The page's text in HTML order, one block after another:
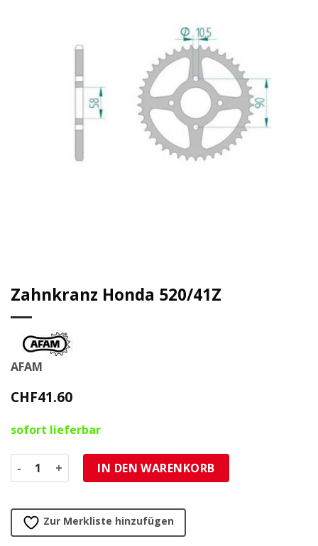
Zahnkranz Honda 520/41Z
AFAM
CHF41.60
sofort lieferbar
Zahnkranz Honda 520/41Z Menge
IN DEN WARENKORB
Zur Merkliste hinzufügen